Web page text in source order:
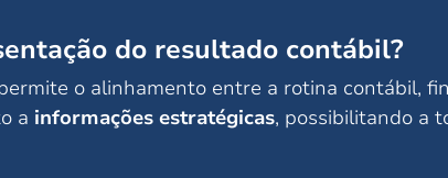
do resultado contábil?
o alinhamento entre a rotina contábil,
a informações estratégicas, possibilitando a